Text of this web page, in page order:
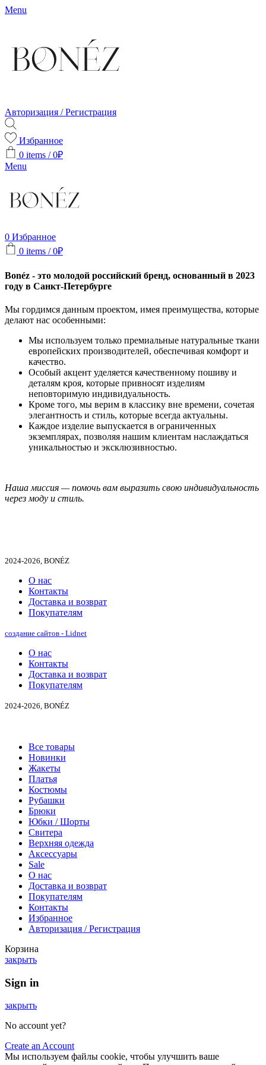
Menu
Авторизация / Регистрация
Избранное
0 items / 0₽
Menu
0 Избранное
0 items / 0₽
Bonéz - это молодой российский бренд, основанный в 2023
году в Санкт-Петербурге
Мы гордимся данным проектом, имея преимущества, которые
делают нас особенными:
Мы используем только премиальные натуральные ткани
европейских производителей, обеспечивая комфорт и
качество.
Особый акцент уделяется качественному пошиву и
деталям кроя, которые привносят изделиям
неповторимую индивидуальность.
Кроме того, мы верим в классику вне времени, сочетая
элегантность и стиль, которые всегда актуальны.
Каждое изделие выпускается в ограниченных
экземплярах, позволяя нашим клиентам наслаждаться
уникальностью и эксклюзивностью.
Наша миссия — помочь вам выразить свою индивидуальность
через моду и стиль.
2024-2026, BONÉZ
О нас
Контакты
Доставка и возврат
Покупателям
создание сайтов - Lidnet
О нас
Контакты
Доставка и возврат
Покупателям
2024-2026, BONÉZ
Все товары
Новинки
Жакеты
Платья
Костюмы
Рубашки
Брюки
Юбки / Шорты
Свитера
Верхняя одежда
Аксессуары
Sale
О нас
Доставка и возврат
Покупателям
Контакты
Избранное
Авторизация / Регистрация
Корзина
закрыть
Sign in
закрыть
No account yet?
Create an Account
Мы используем файлы cookie, чтобы улучшить ваше